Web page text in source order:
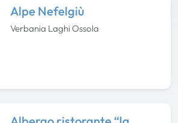
Alpe Nefelgiù
Verbania Laghi Ossola